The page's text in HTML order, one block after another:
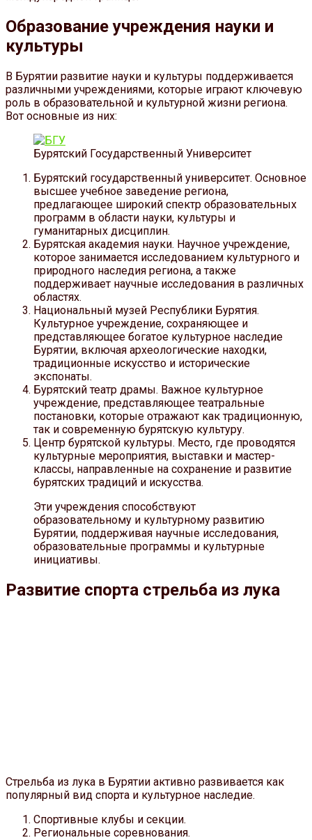
Образование учреждения науки и
культуры
В Бурятии развитие науки и культуры поддерживается
различными учреждениями, которые играют ключевую
роль в образовательной и культурной жизни региона.
Вот основные из них:
Бурятский Государственный Университет
Бурятский государственный университет. Основное
высшее учебное заведение региона,
предлагающее широкий спектр образовательных
программ в области науки, культуры и
гуманитарных дисциплин.
Бурятская академия науки. Научное учреждение,
которое занимается исследованием культурного и
природного наследия региона, а также
поддерживает научные исследования в различных
областях.
Национальный музей Республики Бурятия.
Культурное учреждение, сохраняющее и
представляющее богатое культурное наследие
Бурятии, включая археологические находки,
традиционные искусство и исторические
экспонаты.
Бурятский театр драмы. Важное культурное
учреждение, представляющее театральные
постановки, которые отражают как традиционную,
так и современную бурятскую культуру.
Центр бурятской культуры. Место, где проводятся
культурные мероприятия, выставки и мастер-
классы, направленные на сохранение и развитие
бурятских традиций и искусства.
Эти учреждения способствуют
образовательному и культурному развитию
Бурятии, поддерживая научные исследования,
образовательные программы и культурные
инициативы.
Развитие спорта стрельба из лука
Стрельба из лука в Бурятии активно развивается как
популярный вид спорта и культурное наследие.
Спортивные клубы и секции.
Региональные соревнования.